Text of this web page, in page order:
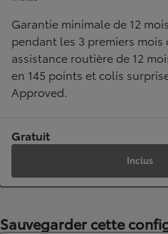
Garantie minimale de 12
pendant les 3 premiers mois
assistance routière de 12
en 145 points et colis
Approved.
Gratuit
Inclus
Sauvegarder cette